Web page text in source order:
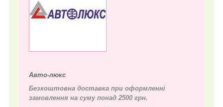
Авто-люкс
Безкоштовна доставка при оформленні
замовлення на суму понад 2500 грн.